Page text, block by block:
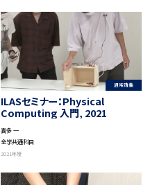
通常講義
ILASセミナー：Physical
Computing 入門, 2021
喜多 一
全学共通科目
2021年度